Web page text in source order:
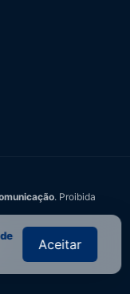
. Proibida
Aceitar